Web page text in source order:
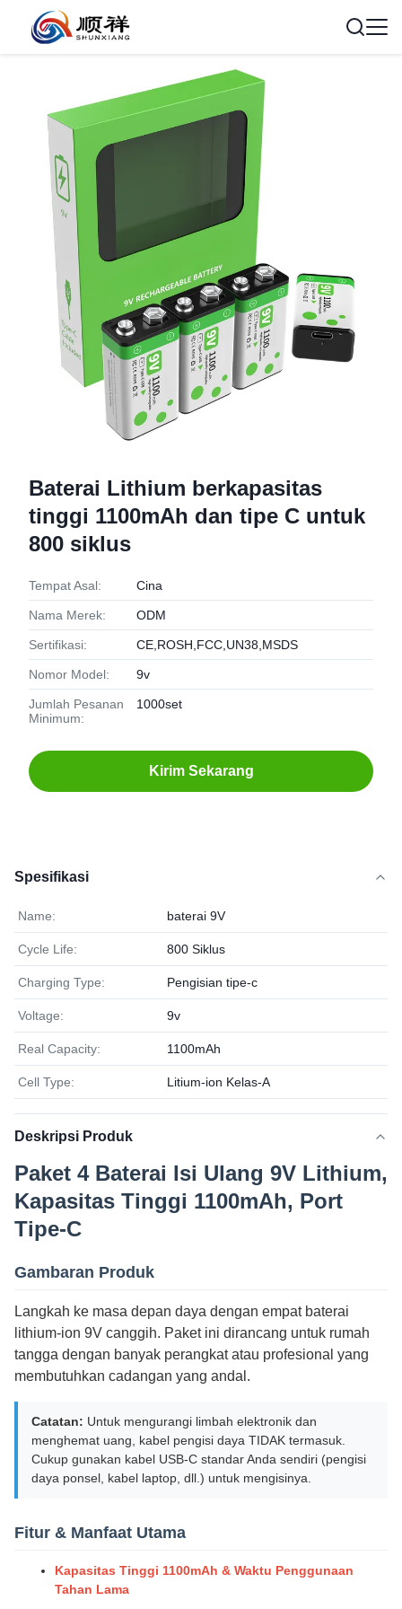
Baterai Lithium berkapasitas
tinggi 1100mAh dan tipe C untuk
800 siklus
Tempat Asal: Cina
Nama Merek: ODM
Sertifikasi: CE,ROSH,FCC,UN38,MSDS
Nomor Model: 9v
Jumlah Pesanan
Minimum:
1000set
Kirim Sekarang
Spesifikasi
Name: baterai 9V
Cycle Life: 800 Siklus
Charging Type: Pengisian tipe-c
Voltage: 9v
Real Capacity: 1100mAh
Cell Type: Litium-ion Kelas-A
Deskripsi Produk
Paket 4 Baterai Isi Ulang 9V Lithium,
Kapasitas Tinggi 1100mAh, Port
Tipe-C
Gambaran Produk
Langkah ke masa depan daya dengan empat baterai
lithium-ion 9V canggih. Paket ini dirancang untuk rumah
tangga dengan banyak perangkat atau profesional yang
membutuhkan cadangan yang andal.
Catatan: Untuk mengurangi limbah elektronik dan
menghemat uang, kabel pengisi daya TIDAK termasuk.
Cukup gunakan kabel USB-C standar Anda sendiri (pengisi
daya ponsel, kabel laptop, dll.) untuk mengisinya.
Fitur & Manfaat Utama
Kapasitas Tinggi 1100mAh & Waktu Penggunaan
Tahan Lama